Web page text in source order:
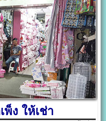
พ็ง ให้เช่า